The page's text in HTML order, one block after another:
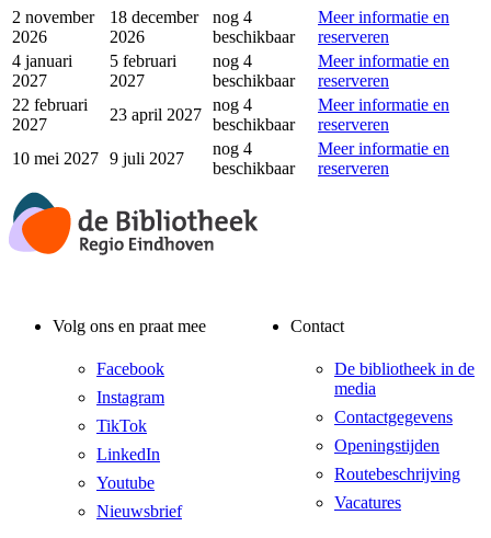
2 november
2026
18 december
2026
nog 4
beschikbaar
Meer informatie en
reserveren
4 januari
2027
5 februari
2027
nog 4
beschikbaar
Meer informatie en
reserveren
22 februari
2027
23 april 2027
nog 4
beschikbaar
Meer informatie en
reserveren
10 mei 2027 9 juli 2027
nog 4
beschikbaar
Meer informatie en
reserveren
Volg ons en praat mee
Facebook
Instagram
TikTok
LinkedIn
Youtube
Nieuwsbrief
Contact
De bibliotheek in de
media
Contactgegevens
Openingstijden
Routebeschrijving
Vacatures